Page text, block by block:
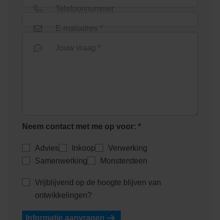
uitloop
Euroline goot onderuitloop
zonder rooster
Euroline goot verzinkt staal
Telefoonnummer
E-mailadres *
Jouw vraag *
Neem contact met me op voor: *
Advies Inkoop
Verwerking
Samenwerking
Monstersteen
Vrijblijvend op de hoogte blijven van
ontwikkelingen?
Informatie aanvragen